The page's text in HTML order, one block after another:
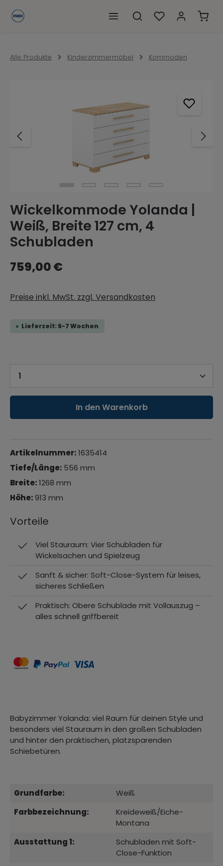
springen
Alle Produkte Kinderzimmermöbel Kommoden
Wickelkommode Yolanda |
Weiß, Breite 127 cm, 4
Schubladen
759,00 €
Preise inkl. MwSt. zzgl. Versandkosten
Lieferzeit: 6-7 Wochen
Produkt Anzahl: Gib den
In den Warenkorb
Artikelnummer:1635414
Tiefe/Länge: 556 mm
Breite:1268 mm
Höhe:913 mm
Vorteile
Viel Stauraum: Vier Schubladen für
Wickelsachen und Spielzeug
Sanft & sicher: Soft-Close-System für leises,
sicheres Schließen
Praktisch: Obere Schublade mit Vollauszug –
alles schnell griffbereit
Babyzimmer Yolanda: viel Raum für deinen Style und
besonders viel Stauraum in den großen Schubladen
und hinter den praktischen, platzsparenden
Schiebetüren.
Grundfarbe:
Weiß
Farbbezeichnung:
Kreideweiß/Eiche-
Montana
Ausstattung 1:
Schubladen mit Soft-
Close-Funktion